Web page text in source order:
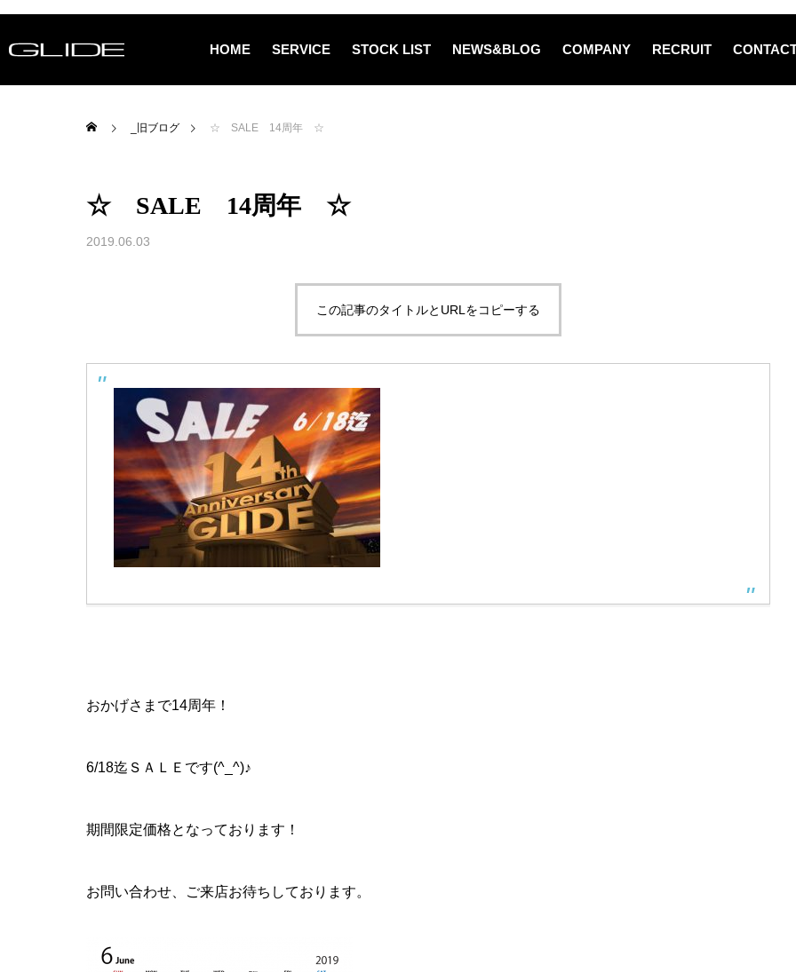
HOME SERVICE STOCK LIST NEWS&BLOG COMPANY RECRUIT
_旧ブログ ☆ SALE 14周年 ☆
☆ SALE 14周年 ☆
2019.06.03
この記事のタイトルとURLをコピーする
おかげさまで14周年！
6/18迄ＳＡＬＥです(^_^)♪
期間限定価格となっております！
お問い合わせ、ご来店お待ちしております。